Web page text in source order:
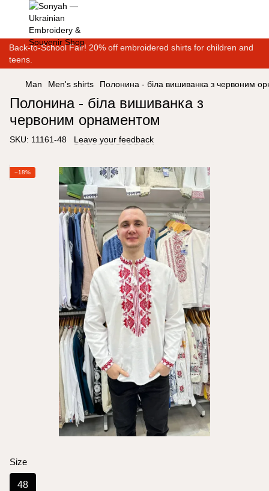
Back-to-School Fair! 20% off embroidered shirts for children and
teens.
Man Men's shirts Полонина - біла вишиванка з червоним
Полонина - біла вишиванка з
червоним орнаментом
SKU: 11161-48 Leave your feedback
−18%
Size
48